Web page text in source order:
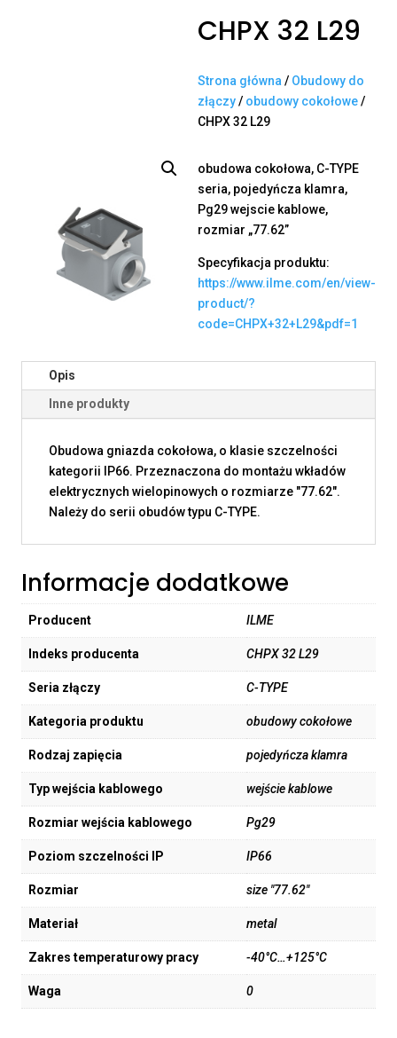
CHPX 32 L29
Strona główna / Obudowy do
złączy/ obudowy cokołowe/
CHPX 32 L29
obudowa cokołowa, C-TYPE
seria, pojedyńcza klamra,
Pg29 wejscie kablowe,
rozmiar „77.62”
Specyfikacja produktu:
https://www.ilme.com/en/view-
product/?
code=CHPX+32+L29&pdf=1
Opis
Inne produkty
Obudowa gniazda cokołowa, o klasie szczelności
kategorii IP66. Przeznaczona do montażu wkładów
elektrycznych wielopinowych o rozmiarze "77.62".
Należy do serii obudów typu C-TYPE.
Informacje dodatkowe
Producent ILME
Indeks producenta CHPX 32 L29
Seria złączy C-TYPE
Kategoria produktu obudowy cokołowe
Rodzaj zapięcia pojedyńcza klamra
Typ wejścia kablowego wejście kablowe
Rozmiar wejścia kablowego Pg29
Poziom szczelności IP IP66
Rozmiar size "77.62"
Materiał metal
Zakres temperaturowy pracy -40°C…+125°C
Waga 0